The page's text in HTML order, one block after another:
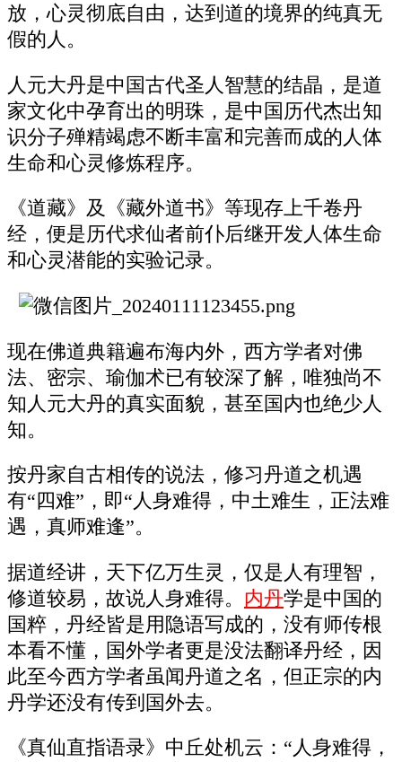
放，心灵彻底自由，达到道的境界的纯真无
假的人。
人元大丹是中国古代圣人智慧的结晶，是道
家文化中孕育出的明珠，是中国历代杰出知
识分子殚精竭虑不断丰富和完善而成的人体
生命和心灵修炼程序。
《道藏》及《藏外道书》等现存上千卷丹
经，便是历代求仙者前仆后继开发人体生命
和心灵潜能的实验记录。
现在佛道典籍遍布海内外，西方学者对佛
法、密宗、瑜伽术已有较深了解，唯独尚不
知人元大丹的真实面貌，甚至国内也绝少人
知。
按丹家自古相传的说法，修习丹道之机遇
有“四难”，即“人身难得，中土难生，正法难
遇，真师难逢”。
据道经讲，天下亿万生灵，仅是人有理智，
修道较易，故说人身难得。 内丹学是中国的
国粹，丹经皆是用隐语写成的，没有师传根
本看不懂，国外学者更是没法翻译丹经，因
此至今西方学者虽闻丹道之名，但正宗的内
丹学还没有传到国外去。
《真仙直指语录》中丘处机云：“人身难得，